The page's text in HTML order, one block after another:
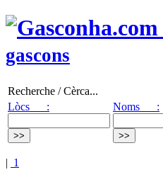
gascons
Recherche / Cèrca...
Lòcs :
Noms :
| 1